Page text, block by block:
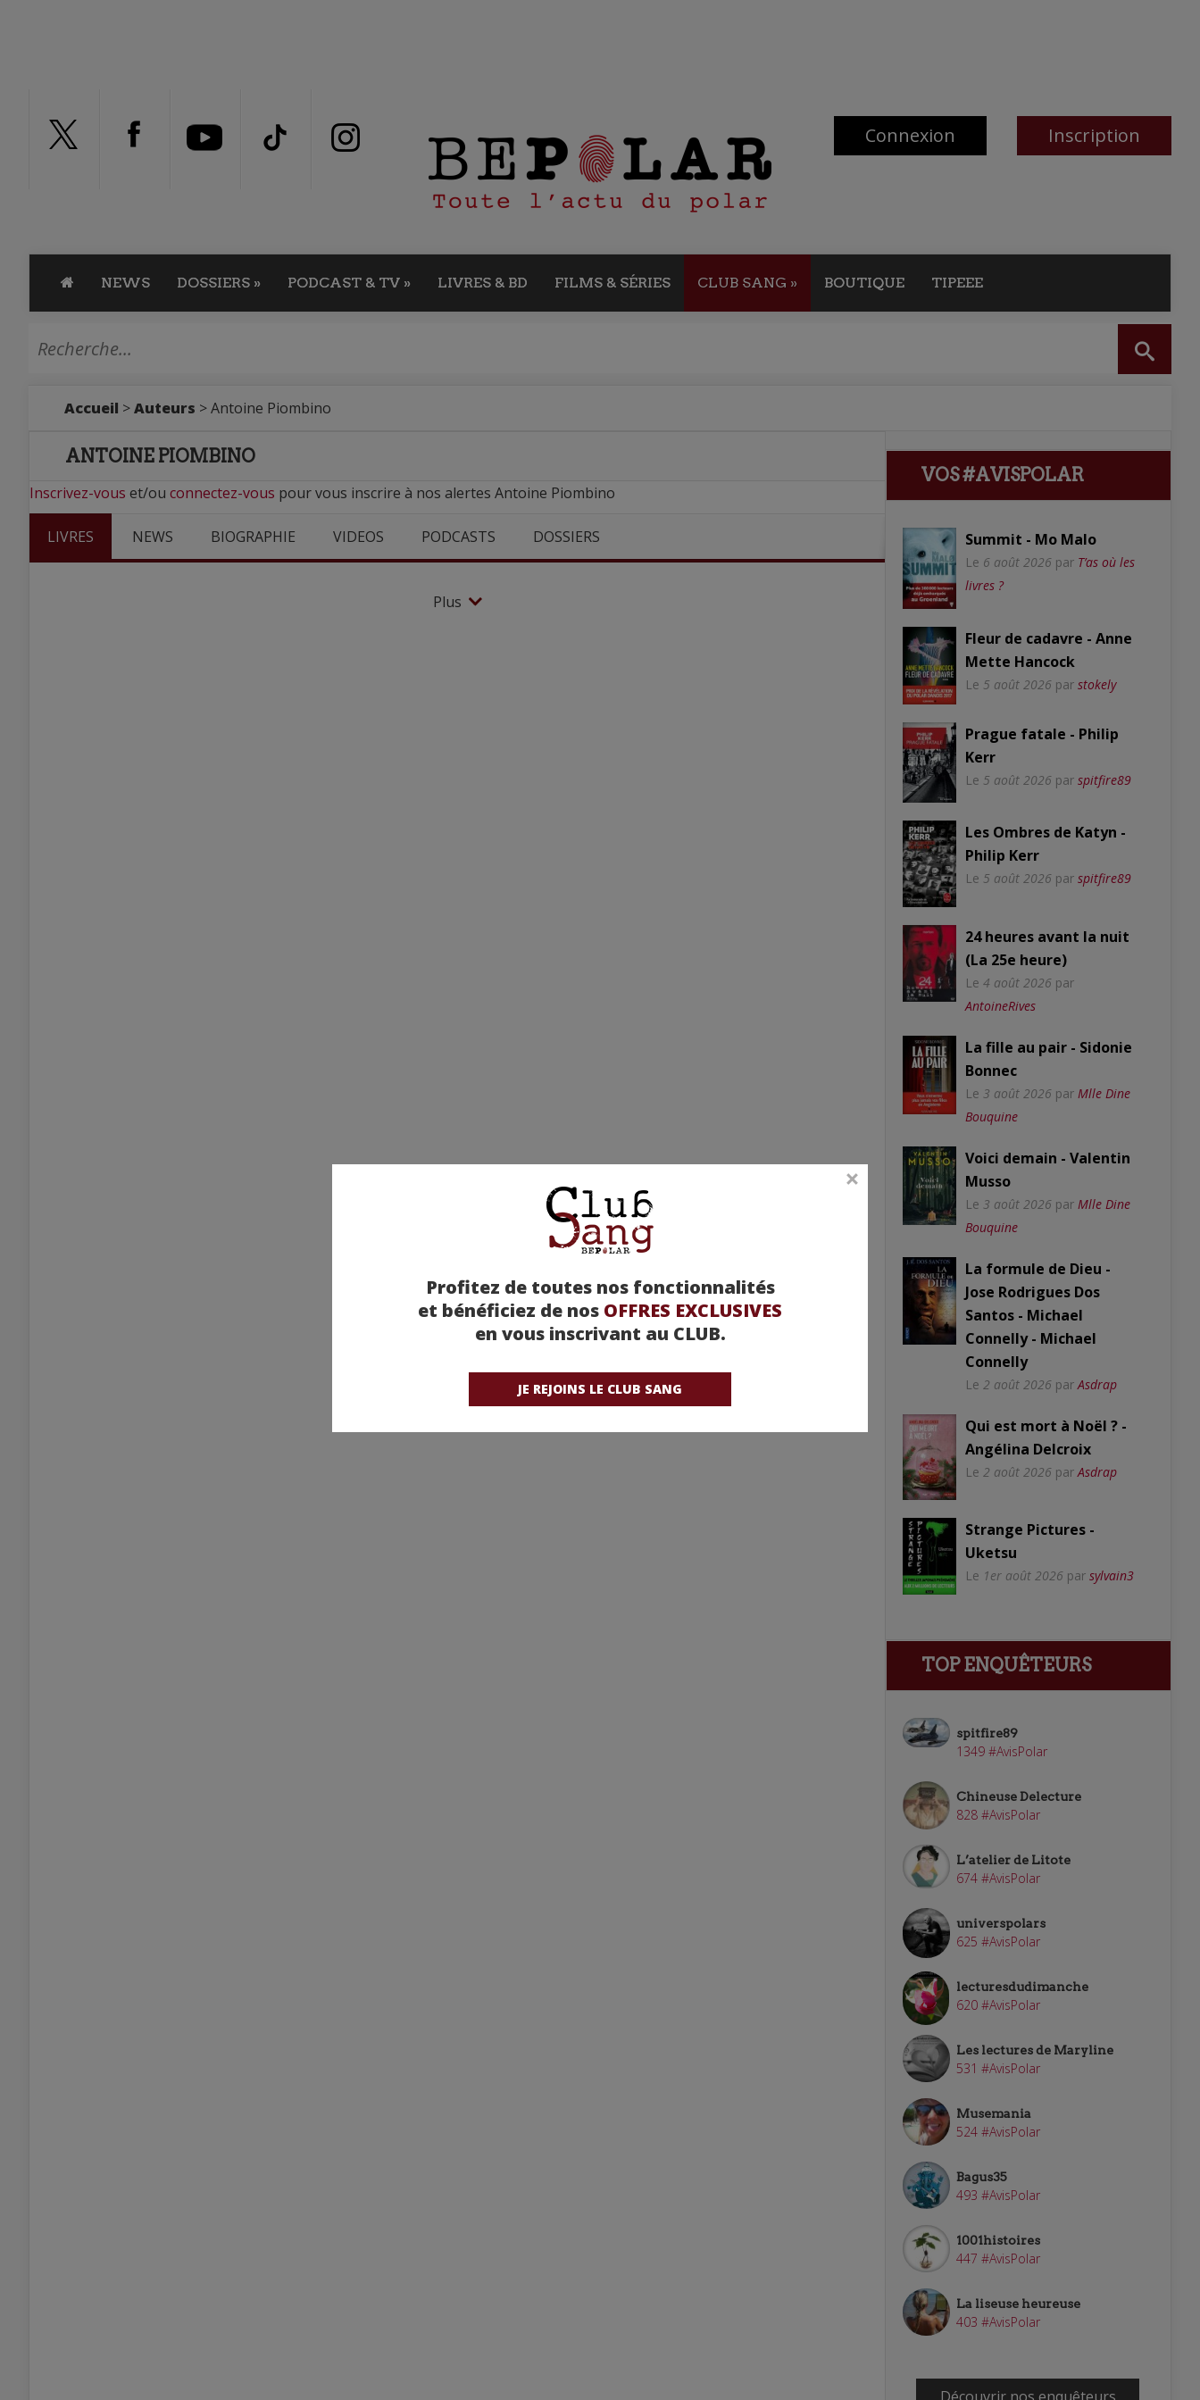
Connexion Inscription
NEWS DOSSIERS » PODCAST & TV » LIVRES & BD FILMS & SÉRIES CLUB SANG » BOUTIQUE TIPEEE
Profitez de toutes nos fonctionnalités
et bénéficiez de nos OFFRES EXCLUSIVES
en vous inscrivant au CLUB.
JE REJOINS LE CLUB SANG
Accueil >Auteurs > Antoine Piombino
ANTOINE PIOMBINO
Inscrivez-vous et/ou connectez-vous pour vous inscrire à nos alertes Antoine Piombino
LIVRES NEWS BIOGRAPHIE VIDEOS PODCASTS DOSSIERS
Plus
VOS #AVISPOLAR
Summit - Mo Malo
Le 6 août 2026 par T’as où les
livres ?
Fleur de cadavre - Anne
Mette Hancock
Le 5 août 2026 par stokely
Prague fatale - Philip
Kerr
Le 5 août 2026 par spitfire89
Les Ombres de Katyn -
Philip Kerr
Le 5 août 2026 par spitfire89
24 heures avant la nuit
(La 25e heure)
Le 4 août 2026 par
AntoineRives
La fille au pair - Sidonie
Bonnec
Le 3 août 2026 par Mlle Dine
Bouquine
Voici demain - Valentin
Musso
Le 3 août 2026 par Mlle Dine
Bouquine
La formule de Dieu -
Jose Rodrigues Dos
Santos - Michael
Connelly - Michael
Connelly
Le 2 août 2026 par Asdrap
Qui est mort à Noël ? -
Angélina Delcroix
Le 2 août 2026 par Asdrap
Strange Pictures -
Uketsu
Le 1er août 2026 par sylvain3
TOP ENQUÊTEURS
spitfire89
1349 #AvisPolar
Chineuse Delecture
828 #AvisPolar
L’atelier de Litote
674 #AvisPolar
universpolars
625 #AvisPolar
lecturesdudimanche
620 #AvisPolar
Les lectures de Maryline
531 #AvisPolar
Musemania
524 #AvisPolar
Bagus35
493 #AvisPolar
1001histoires
447 #AvisPolar
La liseuse heureuse
403 #AvisPolar